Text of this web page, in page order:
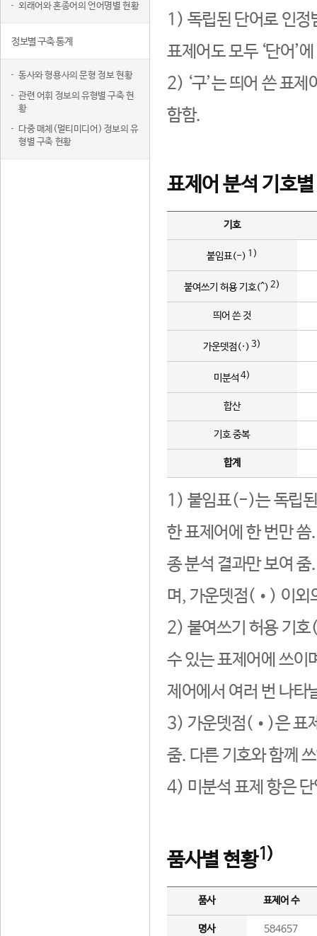
외래어와 혼종어의 언어명별 현황
정보별 구축 통계
동사와 형용사의 문형 정보 현황
관련 어휘 정보의 유형별 구축 현
황
다중 매체(멀티미디어) 정보의 유
형별 구축 현황
1) 독립된 단어로 인정
표제어도 모두 ‘단어’
2) ‘구’는 띄어 쓴 표
함함.
표제어 분석 기호
기호
붙임표(-) 1)
붙여쓰기 허용 기호(^) 2)
띄어 쓴 것
가운뎃점(·) 3)
미분석 4)
합산
기호 중복
합계
1) 붙임표(-)는 독립된
한 표제어에 한 번만
종 분석 결과만 보여
며, 가운뎃점(•) 이외
2) 붙여쓰기 허용 기호
수 있는 표제어에 쓰이
제어에서 여러 번 나타
3) 가운뎃점(•)은 표
줌. 다른 기호와 함께
4) 미분석 표제 항은
품사별 현황1)
품사 표제어 수
명사 584657